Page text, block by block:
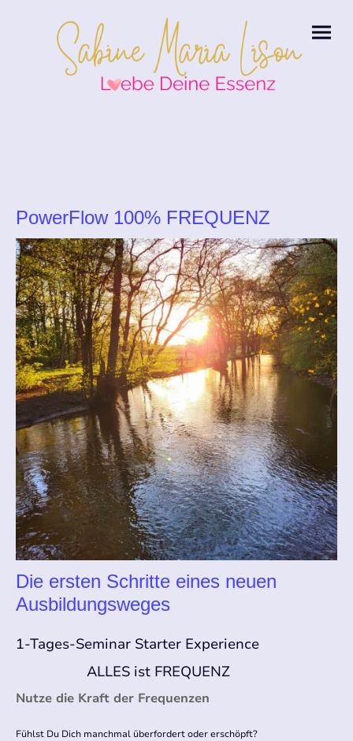
PowerFlow 100% FREQUENZ
Die ersten Schritte eines neuen
Ausbildungsweges
1-Tages-Seminar Starter Experience
ALLES ist FREQUENZ
Nutze die Kraft der Frequenzen
Fühlst Du Dich manchmal überfordert oder erschöpft?